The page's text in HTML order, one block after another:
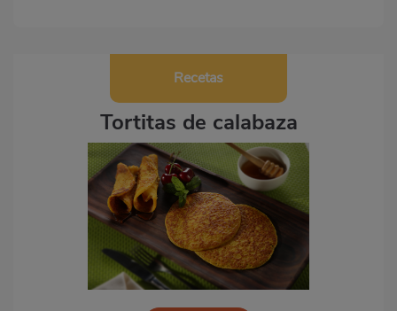
Recetas
Tortitas de calabaza